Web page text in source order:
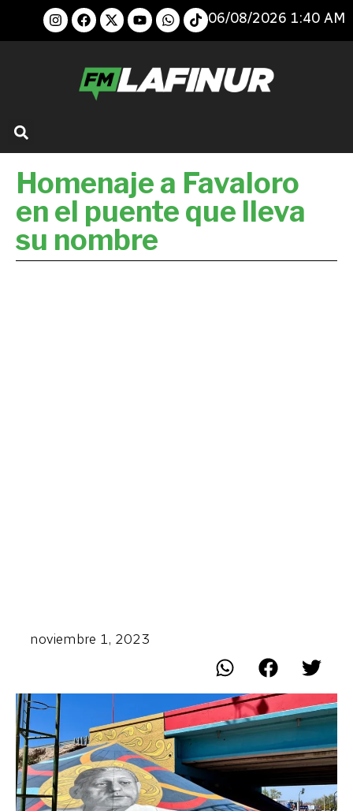
06/08/2026 1:40 AM
Homenaje a Favaloro
en el puente que lleva
su nombre
noviembre 1, 2023